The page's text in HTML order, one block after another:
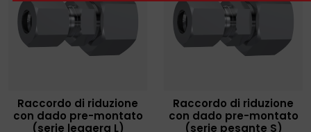
Raccordo di riduzione
con dado pre-montato
(serie leggera L)
Raccordo di riduzione
con dado pre-montato
(serie pesante S)